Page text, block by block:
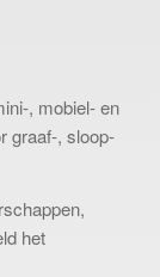
, mobiel- en
graaf-, sloop-
het